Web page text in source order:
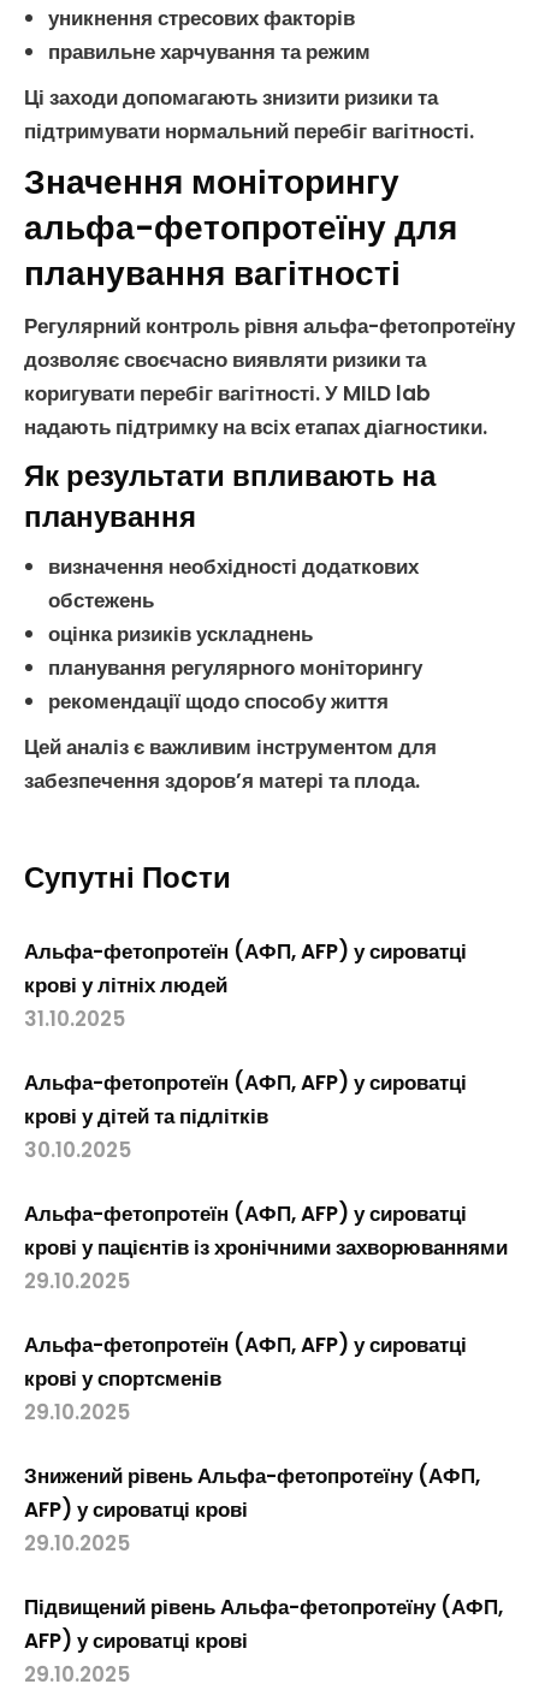
уникнення стресових факторів
правильне харчування та режим
Ці заходи допомагають знизити ризики та
підтримувати нормальний перебіг вагітності.
Значення моніторингу
альфа-фетопротеїну для
планування вагітності
Регулярний контроль рівня альфа-фетопротеїну
дозволяє своєчасно виявляти ризики та
коригувати перебіг вагітності. У MILD lab
надають підтримку на всіх етапах діагностики.
Як результати впливають на
планування
визначення необхідності додаткових
обстежень
оцінка ризиків ускладнень
планування регулярного моніторингу
рекомендації щодо способу життя
Цей аналіз є важливим інструментом для
забезпечення здоров’я матері та плода.
Супутні Поcти
Альфа-фетопротеїн (АФП, AFP) у сироватці
крові у літніх людей
31.10.2025
Альфа-фетопротеїн (АФП, AFP) у сироватці
крові у дітей та підлітків
30.10.2025
Альфа-фетопротеїн (АФП, AFP) у сироватці
крові у пацієнтів із хронічними захворюваннями
29.10.2025
Альфа-фетопротеїн (АФП, AFP) у сироватці
крові у спортсменів
29.10.2025
Знижений рівень Альфа-фетопротеїну (АФП,
AFP) у сироватці крові
29.10.2025
Підвищений рівень Альфа-фетопротеїну (АФП,
AFP) у сироватці крові
29.10.2025